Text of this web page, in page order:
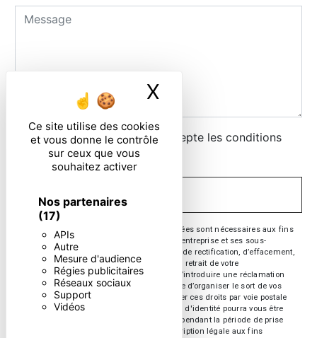
Ce site utilise des cookies
et vous donne le contrôle
sur ceux que vous
souhaitez activer
Nos partenaires
(17)
APIs
Autre
Mesure d'audience
Régies publicitaires
Réseaux sociaux
Support
Vidéos
X
En cochant cette case, j'accepte les conditions
particulières ci-dessous **
** Les données personnelles communiquées sont nécessaires aux fins
de vous contacter. Elles sont destinées à l'entreprise et ses sous-
traitants. Vous disposez de droits d’accès, de rectification, d’effacement,
de portabilité, de limitation, d’opposition, de retrait de votre
consentement à tout moment et du droit d’introduire une réclamation
auprès d’une autorité de contrôle, ainsi que d’organiser le sort de vos
données post-mortem. Vous pouvez exercer ces droits par voie postale
ou par courrier électronique. Un justificatif d'identité pourra vous être
demandé. Nous conservons vos données pendant la période de prise
de contact puis pendant la durée de prescription légale aux fins